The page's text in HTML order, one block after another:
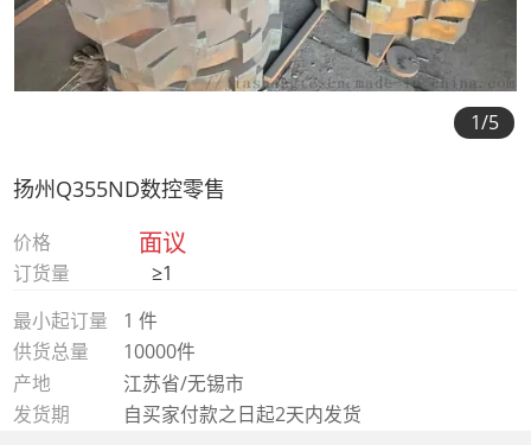
1/5
扬州Q355ND数控零售
价格 面议
订货量
≥1
最小起订量
1 件
供货总量
10000件
产地
江苏省/无锡市
发货期
自买家付款之日起2天内发货